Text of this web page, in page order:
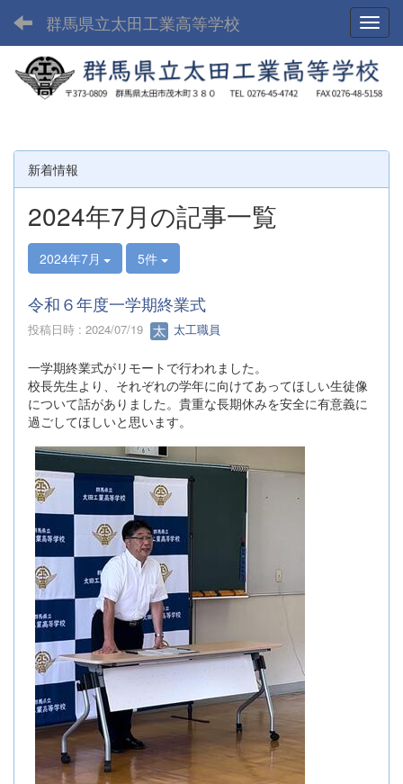
群馬県立太田工業高等学校
新着情報
2024年7月の記事一覧
2024年7月 5件
令和６年度一学期終業式
投稿日時 : 2024/07/19 太工職員
一学期終業式がリモートで行われました。
校長先生より、それぞれの学年に向けてあってほしい生徒像
について話がありました。貴重な長期休みを安全に有意義に
過ごしてほしいと思います。